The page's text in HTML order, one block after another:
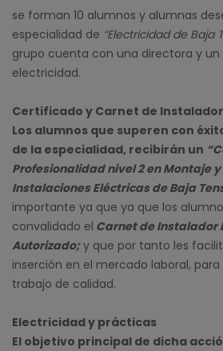
se forman 10 alumnos y alumnas
especialidad de “Electricidad de Baja
grupo cuenta con una directora y un
electricidad.
Certificado y Carnet de Instalador
Los alumnos que superen con
de la especialidad, recibirán un
Profesionalidad nivel 2 en Montaje
Instalaciones Eléctricas de Baja
importante ya que ya que los
convalidado el Carnet de Instalador
Autorizado;y que por tanto les
inserción en el mercado laboral,
trabajo de calidad.
Electricidad y prácticas
El objetivo principal de dicha